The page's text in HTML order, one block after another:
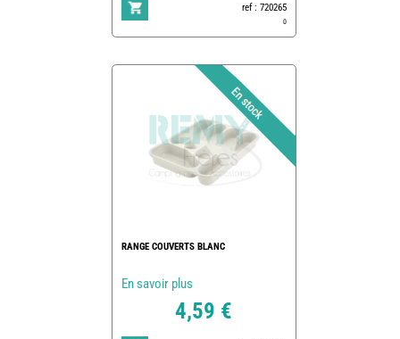
ref : 720265
0
RANGE COUVERTS BLANC
En savoir plus
4,59 €